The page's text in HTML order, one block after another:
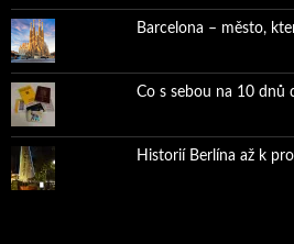
Barcelona – město,
Co s sebou na 10 dnů
Historií Berlína až k